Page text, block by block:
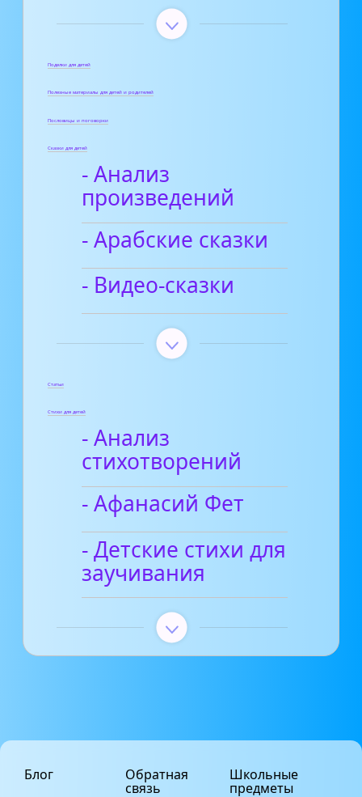
Поделки для детей
Полезные материалы для детей и родителей
Пословицы и поговорки
Сказки для детей
- Анализ
произведений
- Арабские сказки
- Видео-сказки
Статьи
Стихи для детей
- Анализ
стихотворений
- Афанасий Фет
- Детские стихи для
заучивания
Блог Обратная
связь
Школьные
предметы